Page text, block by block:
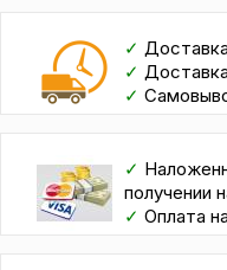
✓
✓
✓
✓
получении
✓ Оплата